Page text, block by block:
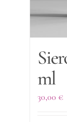
ml
30,00 €